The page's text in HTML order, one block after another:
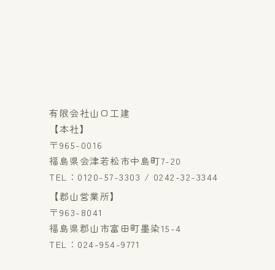
有限会社山口工建
【本社】
〒965-0016
福島県会津若松市中島町7-20
TEL：0120-57-3303 / 0242-32-3344
【郡山営業所】
〒963-8041
福島県郡山市富田町墨染15-4
TEL：024-954-9771